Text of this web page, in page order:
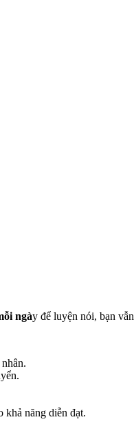
ngày để luyện nói, bạn
khả năng diễn đạt.